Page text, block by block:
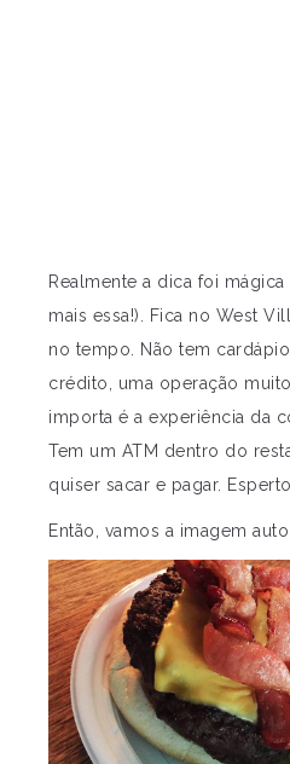
Realmente a dica foi
mais essa!). Fica no West
no tempo. Não tem
crédito, uma operação
importa é a experiência da
Tem um ATM dentro do
quiser sacar e pagar.
Então, vamos a imagem